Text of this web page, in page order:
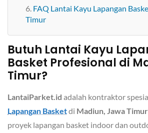
FAQ Lantai Kayu Lapangan
Timur
Butuh Lantai Kayu
Basket Profesional di
Timur?
LantaiParket.id adalah kontraktor
Lapangan Basketdi Madiun, Jawa Timur
proyek lapangan basket indoor dan